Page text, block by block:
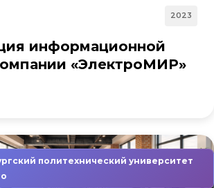
2023
информационной
«ЭлектроМИР»
политехнический университет